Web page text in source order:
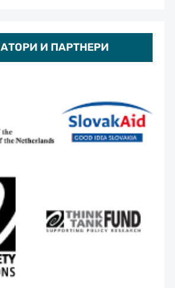
И ПАРТНЕРИ